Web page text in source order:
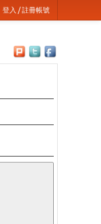
登入 / 註冊帳號